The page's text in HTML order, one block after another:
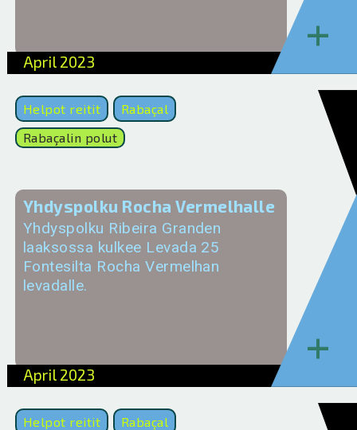
April 2023
+
Helpot reitit
Rabaçal
Rabaçalin polut
Yhdyspolku Rocha Vermelhalle
Yhdyspolku Ribeira Granden
laaksossa kulkee Levada 25
Fontesilta Rocha Vermelhan
levadalle.
April 2023
+
Helpot reitit
Rabaçal